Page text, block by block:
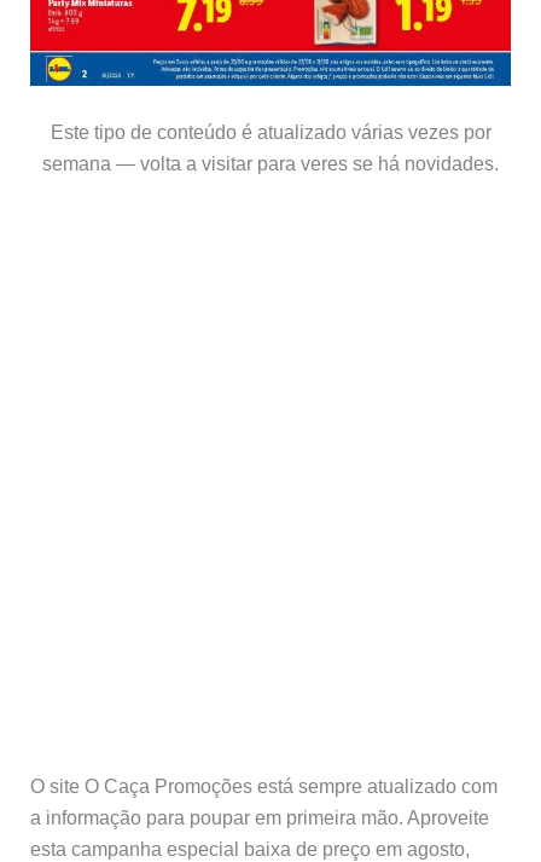
Este tipo de conteúdo é atualizado várias vezes por
semana — volta a visitar para veres se há novidades.
O site O Caça Promoções está sempre atualizado com
a informação para poupar em primeira mão. Aproveite
esta campanha especial baixa de preço em agosto,